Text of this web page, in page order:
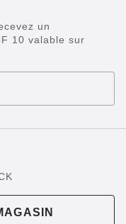
un
10 valable sur